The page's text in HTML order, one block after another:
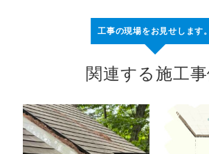
工事の現場をお見せします。
関連する施工事